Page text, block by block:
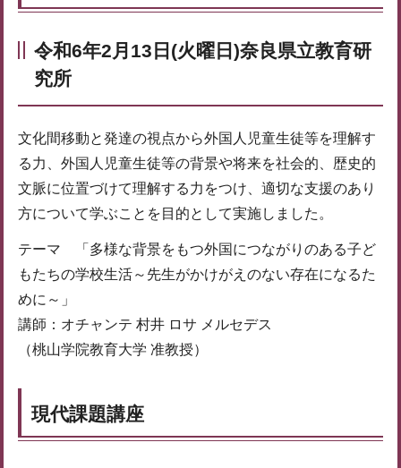
令和6年2月13日(火曜日)奈良県立教育研
究所
文化間移動と発達の視点から外国人児童生徒等を理解す
る力、外国人児童生徒等の背景や将来を社会的、歴史的
文脈に位置づけて理解する力をつけ、適切な支援のあり
方について学ぶことを目的として実施しました。
テーマ 「多様な背景をもつ外国につながりのある子ど
もたちの学校生活～先生がかけがえのない存在になるた
めに～」
講師：オチャンテ 村井 ロサ メルセデス
（桃山学院教育大学 准教授）
現代課題講座